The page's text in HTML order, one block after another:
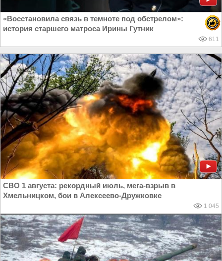
«Восстановила связь в темноте под обстрелом»:
история старшего матроса Ирины Гутник
611
СВО 1 августа: рекордный июль, мега-взрыв в
Хмельницком, бои в Алексеево-Дружковке
1 045